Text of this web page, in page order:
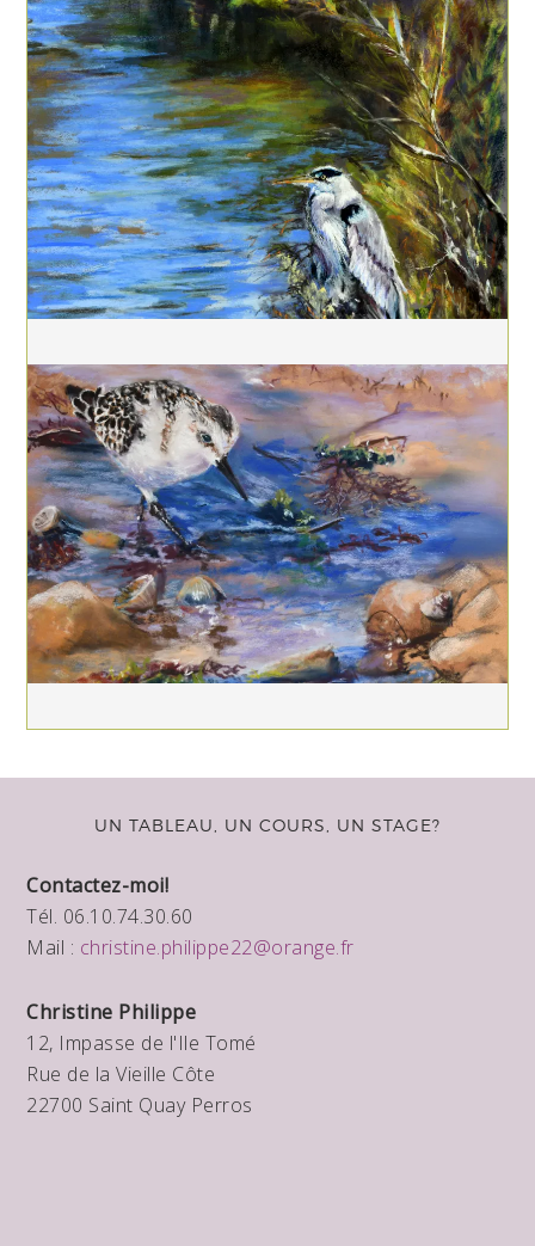
UN TABLEAU, UN COURS, UN STAGE?
Contactez-moi!
Tél. 06.10.74.30.60
Mail : christine.philippe22@orange.fr
Christine Philippe
12, Impasse de l'Ile Tomé
Rue de la Vieille Côte
22700 Saint Quay Perros